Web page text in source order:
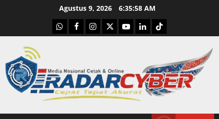
Agustus 9, 2026 6:35:59 AM
WhatsApp
Facebook
Instagram
X YoutubelinkedinTiktok